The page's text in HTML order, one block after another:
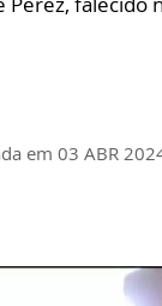
em 03 ABR